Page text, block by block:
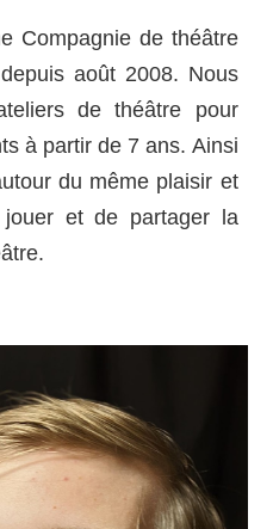
Compagnie de théâtre
août 2008. Nous
de théâtre pour
à partir de 7 ans. Ainsi
du même plaisir et
et de partager la